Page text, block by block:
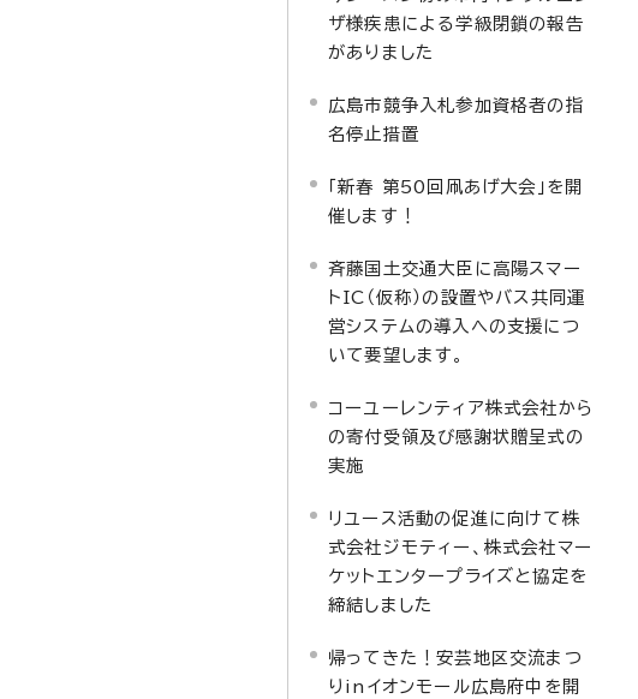
ザ様疾患による学級閉鎖の報告
がありました
広島市競争入札参加資格者の指
名停止措置
「新春 第50回凧あげ大会」を開
催します！
斉藤国土交通大臣に高陽スマー
トIC（仮称）の設置やバス共同運
営システムの導入への支援につ
いて要望します。
コーユーレンティア株式会社から
の寄付受領及び感謝状贈呈式の
実施
リユース活動の促進に向けて株
式会社ジモティー、株式会社マー
ケットエンタープライズと協定を
締結しました
帰ってきた！安芸地区交流まつ
りinイオンモール広島府中を開